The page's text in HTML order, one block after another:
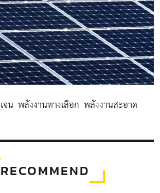
จน พลังงานทางเลือก พลังงานสะอาด
RECOMMEND